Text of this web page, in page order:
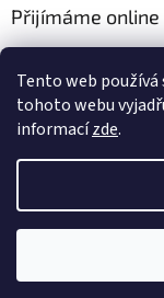
Tento web
tohoto webu
informacízde.
Přijímáme
Copyright 2026